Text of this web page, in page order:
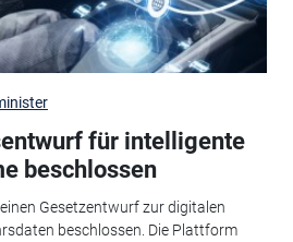
für intelligente
beschlossen
Gesetzentwurf zur digitalen
beschlossen. Die Plattform